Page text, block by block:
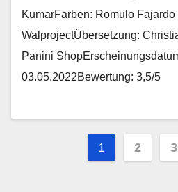
KumarFarben: Romulo Fajardo
WalprojectÜbersetzung:
Panini
03.05.2022Bewertung: 3,5/5
1 2 3